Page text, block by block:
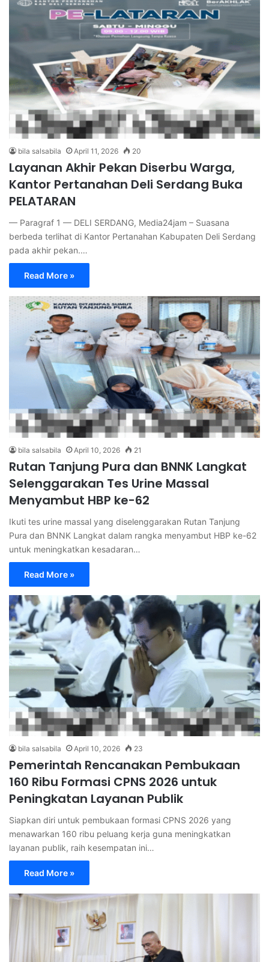
bila salsabila April 11, 2026 20
Layanan Akhir Pekan Diserbu Warga,
Kantor Pertanahan Deli Serdang Buka
PELATARAN
— Paragraf 1 — DELI SERDANG, Media24jam – Suasana
berbeda terlihat di Kantor Pertanahan Kabupaten Deli Serdang
pada akhir pekan.…
Read More »
bila salsabila April 10, 2026 21
Rutan Tanjung Pura dan BNNK Langkat
Selenggarakan Tes Urine Massal
Menyambut HBP ke-62
Ikuti tes urine massal yang diselenggarakan Rutan Tanjung
Pura dan BNNK Langkat dalam rangka menyambut HBP ke-62
untuk meningkatkan kesadaran…
Read More »
bila salsabila April 10, 2026 23
Pemerintah Rencanakan Pembukaan
160 Ribu Formasi CPNS 2026 untuk
Peningkatan Layanan Publik
Siapkan diri untuk pembukaan formasi CPNS 2026 yang
menawarkan 160 ribu peluang kerja guna meningkatkan
layanan publik, raih kesempatan ini…
Read More »